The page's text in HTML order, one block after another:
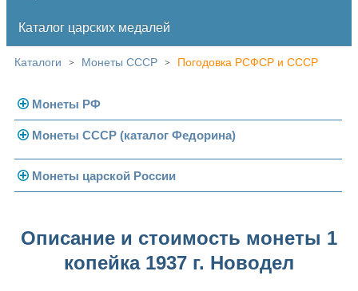
Каталог царских медалей
Каталоги > Монеты СССР > Погодовка РСФСР и СССР
Монеты РФ
Современная Россия
Монеты 1991-1993 гг.
Монеты СССР (каталог Федорина)
Погодовка СССР
Золотые червонцы
Памятные и юбилейные
Монеты царской России
Золото
Александр III (1881-1894)
Александр II (1855-1881)
Описание и стоимость монеты 1
копейка 1937 г. Новодел